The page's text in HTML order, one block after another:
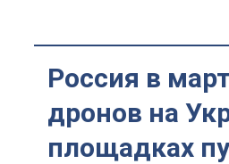
Россия в
дронов на
площадках